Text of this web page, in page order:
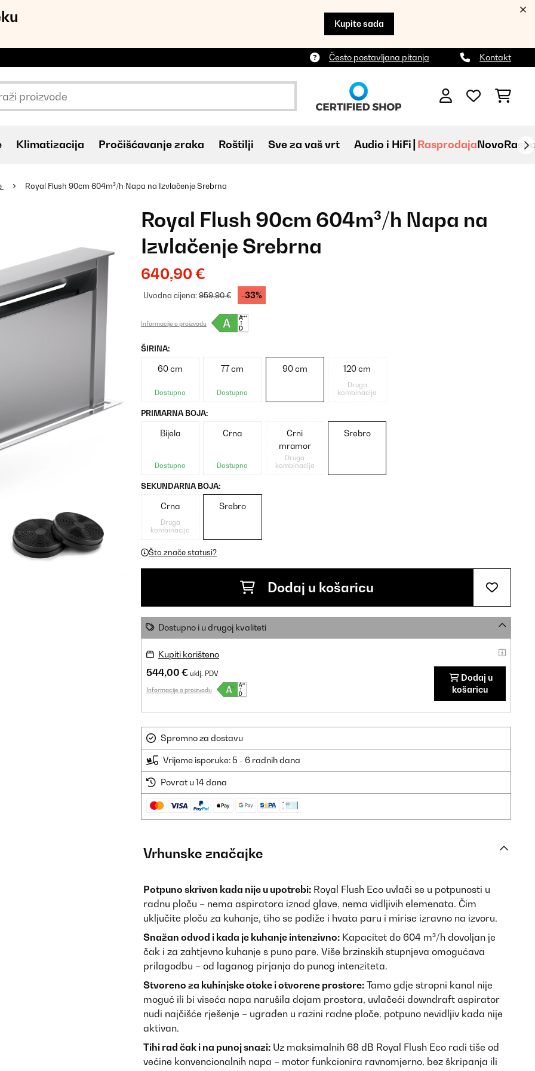
Kupite sada
Često postavljana pitanja Kontakt
Klimatizacija Pročišćavanje zraka Roštilji Sve za vaš vrt Audio i HiFi RasprodajaNovo
Royal Flush 90cm 604m³/h Napa na Izvlačenje Srebrna
Royal Flush 90cm 604m³/h Napa na
Izvlačenje Srebrna
640,90 €
Uvodna cijena:959,90 € -33%
Informacije o proizvodu
ŠIRINA:
60 cm
Dostupno
77 cm
Dostupno
90 cm 120 cm
Druga
kombinacija
PRIMARNA BOJA:
Bijela
Dostupno
Crna
Dostupno
Crni
mramor
Druga
kombinacija
Srebro
SEKUNDARNA BOJA:
Crna
Druga
kombinacija
Srebro
Što znače statusi?
Dodaj u košaricu
Dostupno i u drugoj kvaliteti
Kupiti korišteno
544,00 € uklj. PDV
Informacije o proizvodu
Dodaj u
košaricu
Spremno za dostavu
Vrijeme isporuke: 5 - 6 radnih dana
Povrat u 14 dana
Vrhunske značajke
Potpuno skriven kada nije u upotrebi: Royal Flush Eco uvlači se u potpunosti u
radnu ploču – nema aspiratora iznad glave, nema vidljivih elemenata. Čim
uključite ploču za kuhanje, tiho se podiže i hvata paru i mirise izravno na izvoru.
Snažan odvod i kada je kuhanje intenzivno: Kapacitet do 604 m³/h dovoljan je
čak i za zahtjevno kuhanje s puno pare. Više brzinskih stupnjeva omogućava
prilagodbu – od laganog pirjanja do punog intenziteta.
Stvoreno za kuhinjske otoke i otvorene prostore: Tamo gdje stropni kanal nije
moguć ili bi viseća napa narušila dojam prostora, uvlačeći downdraft aspirator
nudi najčišće rješenje – ugrađen u razini radne ploče, potpuno nevidljiv kada nije
aktivan.
Tihi rad čak i na punoj snazi: Uz maksimalnih 68 dB Royal Flush Eco radi tiše od
većine konvencionalnih napa – motor funkcionira ravnomjerno, bez škripanja ili